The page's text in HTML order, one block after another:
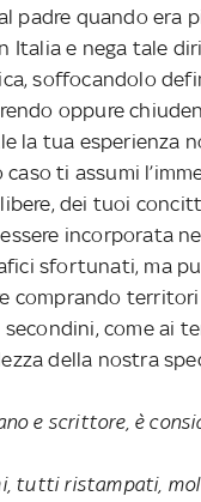
padre quando era
e nega tale
soffocandolo
oppure
la tua esperienza
ti assumi
dei tuoi
incorporata
sfortunati, ma
comprando
come ai
della nostra
e scrittore, è
tutti ristampati,